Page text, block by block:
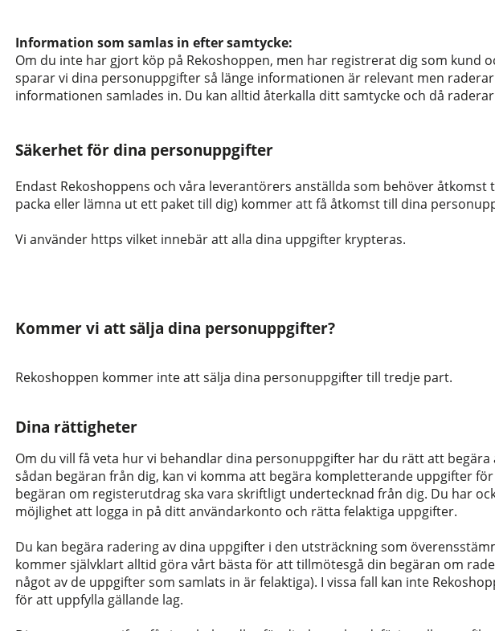
Information som samlas in efter samtycke:
Om du inte har gjort köp på Rekoshoppen, men har registrerat dig som kund
sparar vi dina personuppgifter så länge informationen är relevant men
informationen samlades in. Du kan alltid återkalla ditt samtycke och då
Säkerhet för dina personuppgifter
Endast Rekoshoppens och våra leverantörers anställda som behöver
packa eller lämna ut ett paket till dig) kommer att få åtkomst till dina
Vi använder https vilket innebär att alla dina uppgifter krypteras.
Kommer vi att sälja dina personuppgifter?
Rekoshoppen kommer inte att sälja dina personuppgifter till tredje part.
Dina rättigheter
Om du vill få veta hur vi behandlar dina personuppgifter har du rätt att
sådan begäran från dig, kan vi komma att begära kompletterande uppgifter
begäran om registerutdrag ska vara skriftligt undertecknad från dig. Du har
möjlighet att logga in på ditt användarkonto och rätta felaktiga uppgifter.
Du kan begära radering av dina uppgifter i den utsträckning som
kommer självklart alltid göra vårt bästa för att tillmötesgå din begäran om
något av de uppgifter som samlats in är felaktiga). I vissa fall kan inte
för att uppfylla gällande lag.